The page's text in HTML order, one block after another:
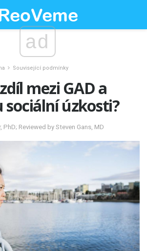
ad
Související podmínky
mezi GAD a
sociální úzkosti?
PhD; Reviewed by Steven Gans, MD